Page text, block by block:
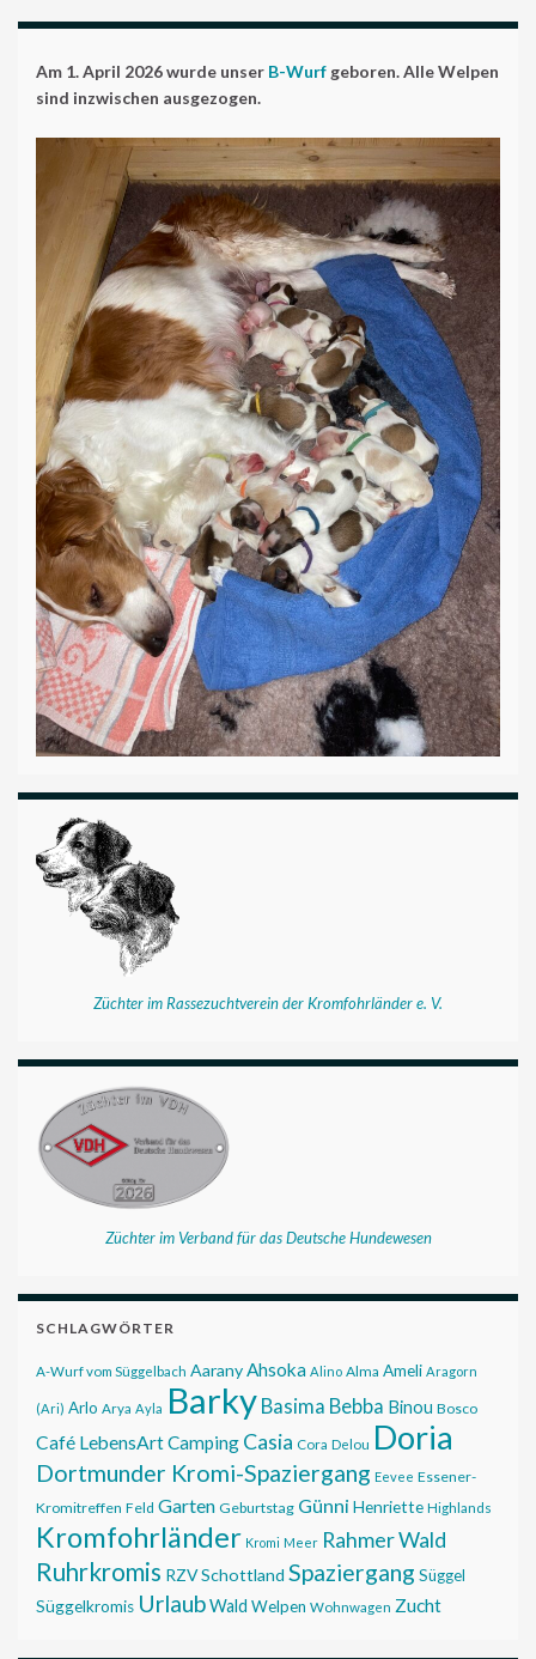
Am 1. April 2026 wurde unser B-Wurf geboren. Alle Welpen
sind inzwischen ausgezogen.
Züchter im Rassezuchtverein der Kromfohrländer e. V.
Züchter im Verband für das Deutsche Hundewesen
SCHLAGWÖRTER
A-Wurf vom Süggelbach Aarany Ahsoka Alino Alma Ameli Aragorn
(Ari) Arlo Arya Ayla BarkyBasima Bebba Binou Bosco
Café LebensArtCamping Casia Cora Delou Doria
Dortmunder Kromi-Spaziergang Eevee Essener-
Kromitreffen Feld Garten Geburtstag Günni Henriette Highlands
Kromfohrländer Kromi Meer Rahmer Wald
Ruhrkromis RZVSchottland Spaziergang Süggel
Süggelkromis UrlaubWald Welpen Wohnwagen Zucht